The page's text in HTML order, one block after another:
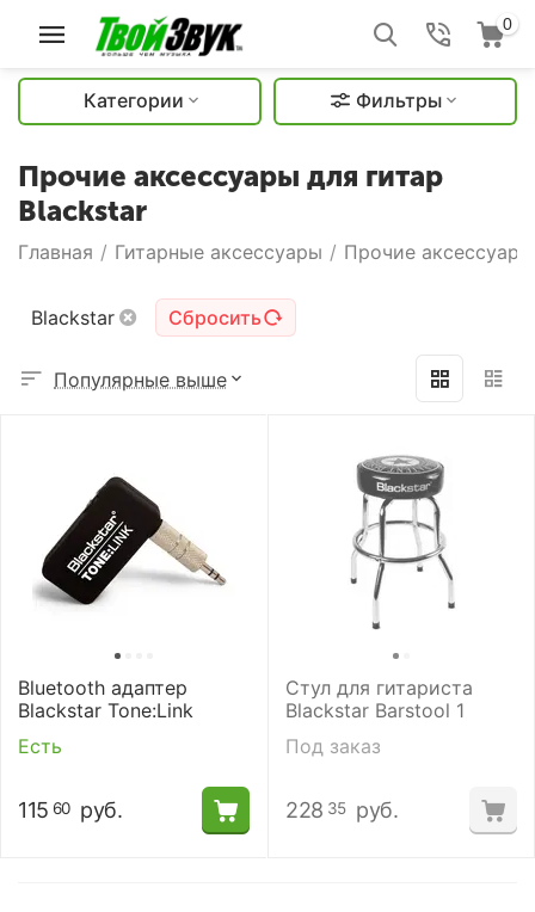
0
Категории Фильтры
Прочие аксессуары для гитар
Blackstar
Главная / Гитарные аксессуары / Прочие
Blackstar Сбросить
Популярные выше
Bluetooth адаптер
Blackstar Tone:Link
Есть
115 60 руб.
Стул для гитариста
Blackstar Barstool 1
Под заказ
228 35 руб.